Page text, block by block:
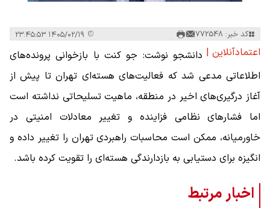
کد خبر: 772548
اعتمادآنلاین | دانشجو نوشت: جو کنت با بازخوانی پرونده‌های
اطلاعاتی مدعی شد که فعالیت‌های هسته‌ای تهران تا پیش از
آغاز درگیری‌های اخیر در منطقه، ماهیت تسلیحاتی نداشته است
اما فشار‌های نظامی فزاینده و تغییر معادلات امنیتی در
خاورمیانه، ممکن است محاسبات راهبردی تهران را تغییر داده و
انگیزه برای دستیابی به بازدارندگی هسته‌ای را تقویت کرده باشد.
اخبار مرتبط